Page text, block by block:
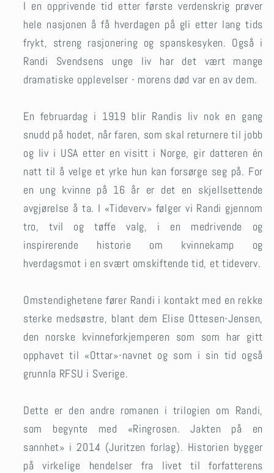
I en opprivende tid etter første verdenskrig prøver
hele nasjonen å få hverdagen på gli etter lang tids
frykt, streng rasjonering og spanskesyken. Også i
Randi Svendsens unge liv har det vært mange
dramatiske opplevelser - morens død var en av dem.
En februardag i 1919 blir Randis liv nok en gang
snudd på hodet, når faren, som skal returnere til jobb
og liv i USA etter en visitt i Norge, gir datteren én
natt til å velge et yrke hun kan forsørge seg på. For
en ung kvinne på 16 år er det en skjellsettende
avgjørelse å ta. I «Tideverv» følger vi Randi gjennom
tro, tvil og tøffe valg, i en medrivende og
inspirerende historie om kvinnekamp og
hverdagsmot i en svært omskiftende tid, et tideverv.
Omstendighetene fører Randi i kontakt med en rekke
sterke medsøstre, blant dem Elise Ottesen-Jensen,
den norske kvinneforkjemperen som som har gitt
opphavet til «Ottar»-navnet og som i sin tid også
grunnla RFSU i Sverige.
Dette er den andre romanen i trilogien om Randi,
som begynte med «Ringrosen. Jakten på en
sannhet» i 2014 (Juritzen forlag). Historien bygger
på virkelige hendelser fra livet til forfatterens